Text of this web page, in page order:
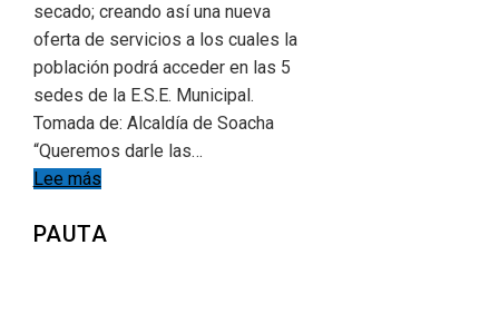
secado; creando así una nueva
oferta de servicios a los cuales la
población podrá acceder en las 5
sedes de la E.S.E. Municipal.
Tomada de: Alcaldía de Soacha
“Queremos darle las…
Lee más
PAUTA